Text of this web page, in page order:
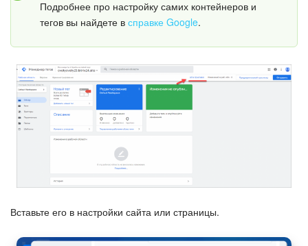
Центр продаж
Аналитика
BI Конструктор
Автоматизация
Интеграция 1С и Битрикс24
Сотрудники
Бизнес-процессы
Подробнее про настройку самих контейнеров и
тегов вы найдете в справке Google.
Вставьте его в настройки сайта или страницы.